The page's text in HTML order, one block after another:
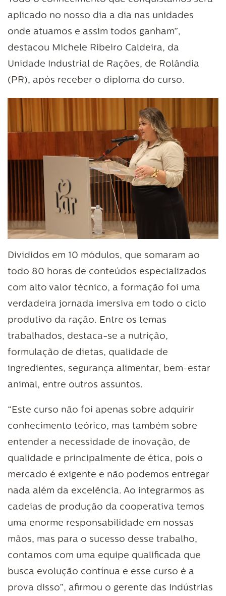
aplicado no nosso dia a dia nas unidades
onde atuamos e assim todos ganham”,
destacou Michele Ribeiro Caldeira, da
Unidade Industrial de Rações, de Rolândia
(PR), após receber o diploma do curso.
Divididos em 10 módulos, que somaram ao
todo 80 horas de conteúdos especializados
com alto valor técnico, a formação foi uma
verdadeira jornada imersiva em todo o ciclo
produtivo da ração. Entre os temas
trabalhados, destaca-se a nutrição,
formulação de dietas, qualidade de
ingredientes, segurança alimentar, bem-estar
animal, entre outros assuntos.
“Este curso não foi apenas sobre adquirir
conhecimento teórico, mas também sobre
entender a necessidade de inovação, de
qualidade e principalmente de ética, pois o
mercado é exigente e não podemos entregar
nada além da excelência. Ao integrarmos as
cadeias de produção da cooperativa temos
uma enorme responsabilidade em nossas
mãos, mas para o sucesso desse trabalho,
contamos com uma equipe qualificada que
busca evolução contínua e esse curso é a
prova disso”, afirmou o gerente das Indústrias